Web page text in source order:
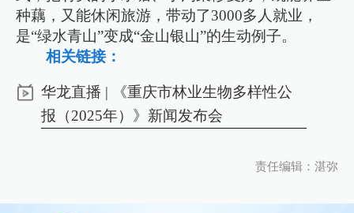
种藕，又能休闲旅游，带动了3000多人就业，
是“绿水青山”变成“金山银山”的生动例子。
相关链接：
华龙直播 | 《重庆市林业生物多样性公
报（2025年）》新闻发布会
责任编辑：湛弥